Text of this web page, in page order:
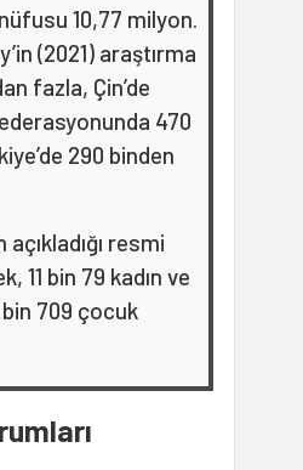
10,77 milyon.
(2021) araştırma
fazla, Çin’de
470
290 binden
resmi
11 bin 79 kadın ve
bin 709 çocuk